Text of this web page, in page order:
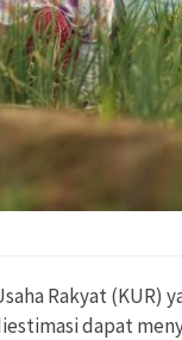
Rakyat (KUR)
dapat